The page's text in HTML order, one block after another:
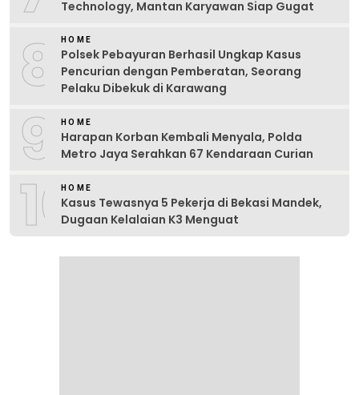
Technology, Mantan Karyawan Siap Gugat
8 HOME
Polsek Pebayuran Berhasil Ungkap Kasus
Pencurian dengan Pemberatan, Seorang
Pelaku Dibekuk di Karawang
9 HOME
Harapan Korban Kembali Menyala, Polda
Metro Jaya Serahkan 67 Kendaraan Curian
10HOME
Kasus Tewasnya 5 Pekerja di Bekasi Mandek,
Dugaan Kelalaian K3 Menguat